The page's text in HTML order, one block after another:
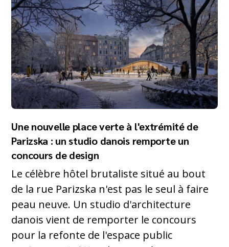
Une nouvelle place verte à l'extrémité de
Parizska : un studio danois remporte un
concours de design
Le célèbre hôtel brutaliste situé au bout
de la rue Parizska n'est pas le seul à faire
peau neuve. Un studio d'architecture
danois vient de remporter le concours
pour la refonte de l'espace public